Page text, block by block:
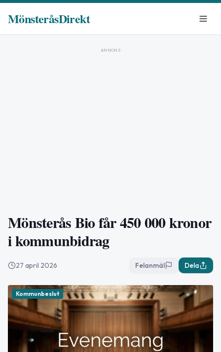
MönsteråsDirekt
ANNONS
Mönsterås Bio får 450 000 kronor
i kommunbidrag
27 april 2026 Felanmäl Dela
Kommunbeslut